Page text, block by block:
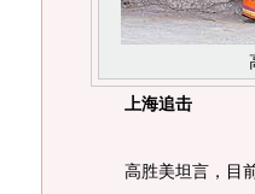
上海追击
高胜美坦言，目前